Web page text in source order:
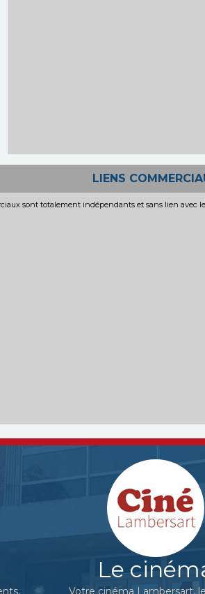
LIENS
sont totalement indépendants et sans lien avec
Le
Votre cinéma Lambersart,